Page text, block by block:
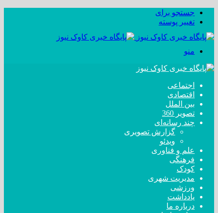
جستجو برای
تغییر پوسته
منو
اجتماعی
اقتصادی
بین الملل
تصویر 360
چند رسانه‌ای
گزارش تصویری
ویدئو
علم و فناوری
فرهنگی
کودک
مدیریت شهری
ورزشی
یادداشت
درباره ما